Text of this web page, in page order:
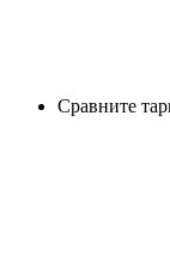
Сравните